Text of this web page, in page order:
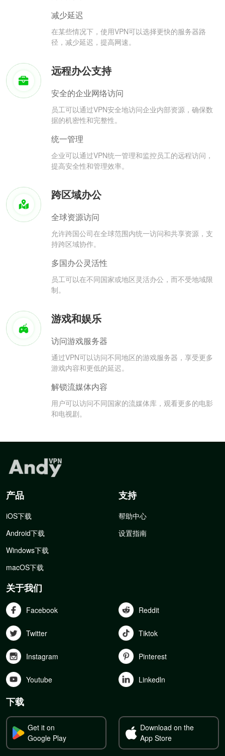
减少延迟
在某些情况下，使用VPN可以选择更快的服务器路
径，减少延迟，提高网速。
远程办公支持
安全的企业网络访问
员工可以通过VPN安全地访问企业内部资源，确保数
据的机密性和完整性。
统一管理
企业可以通过VPN统一管理和监控员工的远程访问，
提高安全性和管理效率。
跨区域办公
全球资源访问
允许跨国公司在全球范围内统一访问和共享资源，支
持跨区域协作。
多国办公灵活性
员工可以在不同国家或地区灵活办公，而不受地域限
制。
游戏和娱乐
访问游戏服务器
通过VPN可以访问不同地区的游戏服务器，享受更多
游戏内容和更低的延迟。
解锁流媒体内容
用户可以访问不同国家的流媒体库，观看更多的电影
和电视剧。
产品
iOS下载
Android下载
Windows下载
macOS下载
支持
帮助中心
设置指南
关于我们
Facebook Reddit
Twitter Tiktok
Instagram Pinterest
Youtube Linkedln
下载
Get it on
Google Play
Download on the
App Store